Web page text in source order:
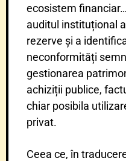
ecosistem
auditul instituțional
rezerve și a
neconformități
gestionarea
achiziții publice,
chiar posibila
privat.
Ceea ce, în